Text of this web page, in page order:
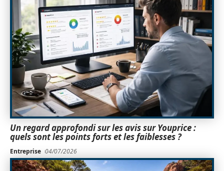
Un regard approfondi sur les avis sur Youprice :
quels sont les points forts et les faiblesses ?
Entreprise 04/07/2026